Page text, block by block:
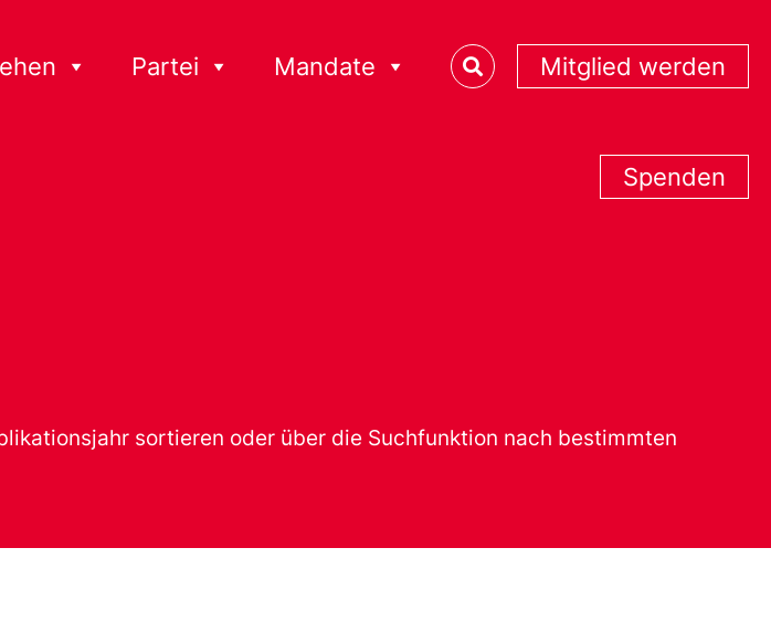
Partei Mandate Mitglied werden
Spenden
sortieren oder über die Suchfunktion nach bestimmten